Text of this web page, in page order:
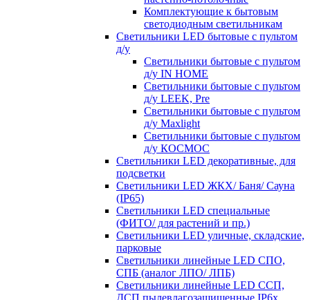
Комплектующие к бытовым
светодиодным светильникам
Светильники LED бытовые с пультом
д/у
Светильники бытовые с пультом
д/у IN HOME
Светильники бытовые с пультом
д/у LEEK, Pre
Светильники бытовые с пультом
д/у Maxlight
Светильники бытовые с пультом
д/у КОСМОС
Светильники LED декоративные, для
подсветки
Светильники LED ЖКХ/ Баня/ Сауна
(IP65)
Светильники LED специальные
(ФИТО/ для растений и пр.)
Светильники LED уличные, складские,
парковые
Светильники линейные LED СПО,
СПБ (аналог ЛПО/ ЛПБ)
Светильники линейные LED ССП,